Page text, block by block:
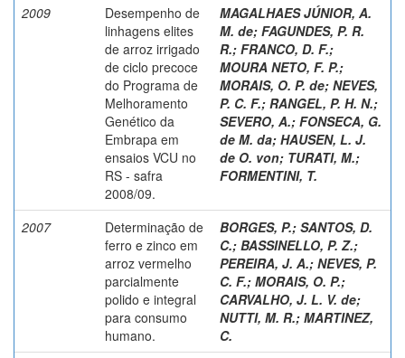
2009
Desempenho de
linhagens elites
de arroz irrigado
de ciclo precoce
do Programa de
Melhoramento
Genético da
Embrapa em
ensaios VCU no
RS - safra
2008/09.
MAGALHAES JÚNIOR, A.
M. de; FAGUNDES, P. R.
R.; FRANCO, D. F.;
MOURA NETO, F. P.;
MORAIS, O. P. de; NEVES,
P. C. F.; RANGEL, P. H. N.;
SEVERO, A.; FONSECA, G.
de M. da; HAUSEN, L. J.
de O. von; TURATI, M.;
FORMENTINI, T.
2007
Determinação de
ferro e zinco em
arroz vermelho
parcialmente
polido e integral
para consumo
humano.
BORGES, P.; SANTOS, D.
C.; BASSINELLO, P. Z.;
PEREIRA, J. A.; NEVES, P.
C. F.; MORAIS, O. P.;
CARVALHO, J. L. V. de;
NUTTI, M. R.; MARTINEZ,
C.